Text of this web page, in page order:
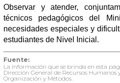
Observar y atender,
técnicos pedagógicos del
necesidades especiales y
estudiantes de Nivel Inicial.
Fuente:
La información que se brinda en esta
Dirección General de Recursos Humanos
Organización y Métodos.